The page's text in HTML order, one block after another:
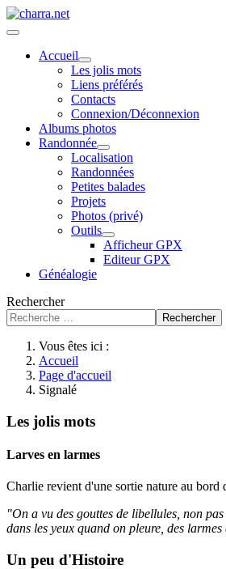
Accueil
Les jolis mots
Liens préférés
Contacts
Connexion/Déconnexion
Albums photos
Randonnée
Localisation
Randonnées
Petites balades
Projets
Photos (privé)
Outils
Afficheur GPX
Editeur GPX
Généalogie
Rechercher
Rechercher
Vous êtes ici :
Accueil
Page d'accueil
Signalé
Les jolis mots
Larves en larmes
Charlie revient d'une sortie nature au bord
"On a vu des gouttes de libellules, non
dans les yeux quand on pleure, des
Un peu d'Histoire